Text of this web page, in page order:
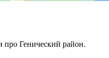
про Генический район.